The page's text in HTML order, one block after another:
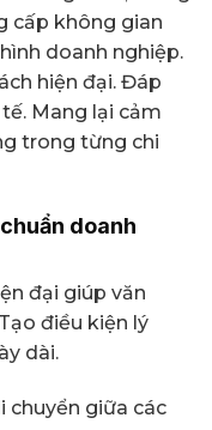
cấp không gian
doanh nghiệp.
hiện đại. Đáp
Mang lại cảm
trong từng chi
doanh
đại giúp văn
điều kiện lý
dài.
chuyển giữa các